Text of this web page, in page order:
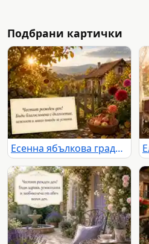
Подбрани картички
Есенна ябълкова градина с пожелание за дълголетие и много усмивки